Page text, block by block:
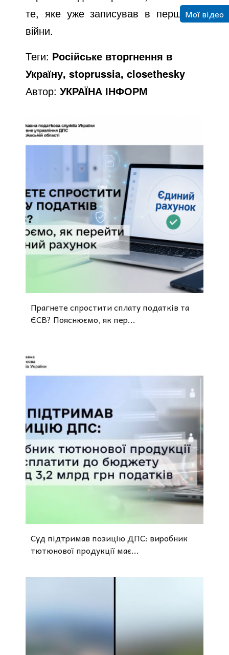
i
d
e
o
те, яке уже записував в перші дні
війни.
Теги: Російське вторгнення в
Україну, stoprussia, closethesky
Автор:УКРАЇНА ІНФОРМ
Прагнете спростити сплату податків та
ЄСВ? Пояснюємо, як пер...
Суд підтримав позицію ДПС: виробник
тютюнової продукції має...
Мої відео